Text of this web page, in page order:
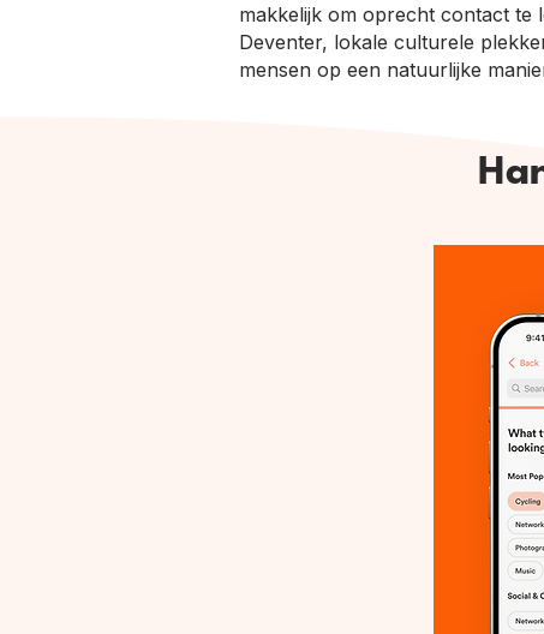
makkelijk om oprecht contact te
Deventer, lokale culturele
mensen op een natuurlijke